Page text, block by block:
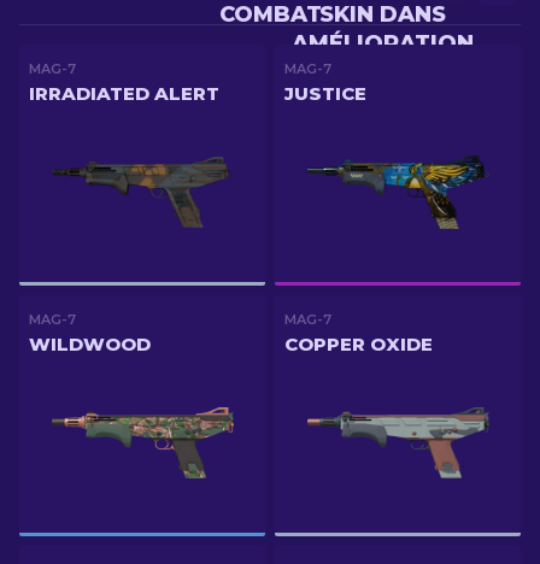
SKIN DANS
AMÉLIORATION
COMBAT
MAG-7
IRRADIATED ALERT
MAG-7
JUSTICE
MAG-7
WILDWOOD
MAG-7
COPPER OXIDE